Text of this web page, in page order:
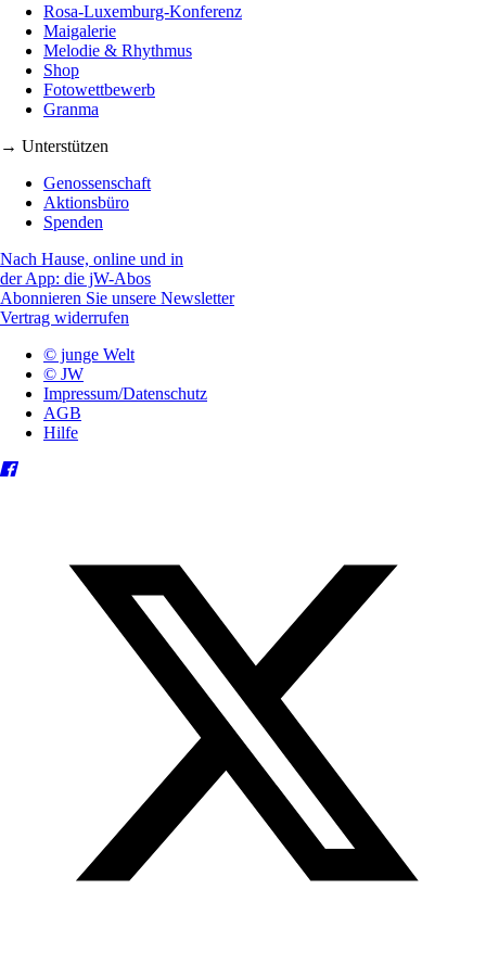
Rosa-Luxemburg-Konferenz
Maigalerie
Melodie & Rhythmus
Shop
Fotowettbewerb
Granma
→ Unterstützen
Genossenschaft
Aktionsbüro
Spenden
Nach Hause, online und in
der App: die jW-Abos
Abonnieren Sie unsere Newsletter
Vertrag widerrufen
© junge Welt
© JW
Impressum/Datenschutz
AGB
Hilfe